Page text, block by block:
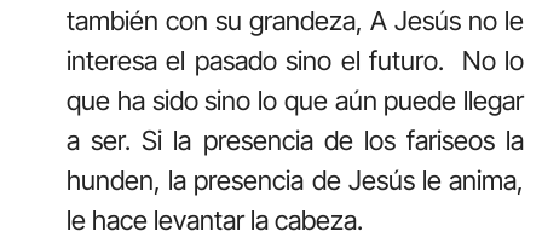
también con su grandeza, A Jesús no le
interesa el pasado sino el futuro. No lo
que ha sido sino lo que aún puede llegar
a ser. Si la presencia de los fariseos la
hunden, la presencia de Jesús le anima,
le hace levantar la cabeza.